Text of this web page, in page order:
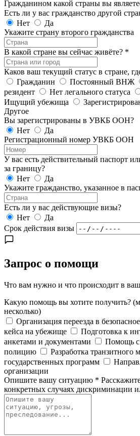
Гражданином какой страны вы
Есть ли у вас гражданство другой
Нет
Да
Укажите страну второго гражданства
В какой стране вы сейчас живёте? *
Каков ваш текущий статус в стране,
Гражданин
Постоянный ВНЖ
резидент
Нет легального статуса
Ищущий убежища
Другое
Вы зарегистрированы в УВКБ ООН?
Нет
Да
Регистрационный номер УВКБ ООН
У вас есть действительный паспорт
за границу?
Нет
Да
Укажите гражданство, указанное в
Есть ли у вас действующие визы?
Нет
Да
Срок действия визы
Запрос о помощи
Что вам нужно и что происходит в
Какую помощь вы хотите получить?
несколько)
Организация переезда в
кейса на убежище
Подготовка к
анкетами и документами
Помощь с
полицию
Разработка транзитного
государственных программ
организации
Опишите вашу ситуацию *
конкретных случаях дискриминации